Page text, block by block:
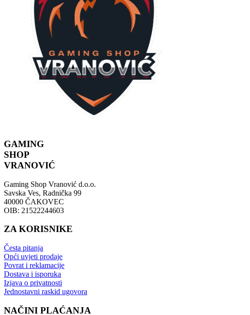
GAMING
SHOP
VRANOVIĆ
Gaming Shop Vranović d.o.o.
Savska Ves, Radnička 99
40000 ČAKOVEC
OIB: 21522244603
ZA KORISNIKE
Česta pitanja
Opći uvjeti prodaje
Povrat i reklamacije
Dostava i isporuka
Izjava o privatnosti
Jednostavni raskid ugovora
NAČINI PLAĆANJA